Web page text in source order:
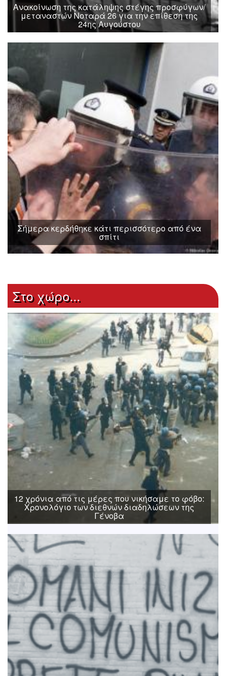
Ανακοίνωση της κατάληψης στέγης προσφύγων/
μεταναστών Νοταρά 26 για την επίθεση της
24ης Αυγούστου
Σήμερα κερδήθηκε κάτι περισσότερο από ένα
σπίτι
Στο χώρο...
12 χρόνια από τις μέρες που νικήσαμε το φόβο:
Χρονολόγιο των διεθνών διαδηλώσεων της
Γένοβα